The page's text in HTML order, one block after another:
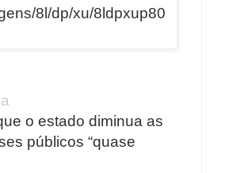
o estado diminua as
públicos “quase